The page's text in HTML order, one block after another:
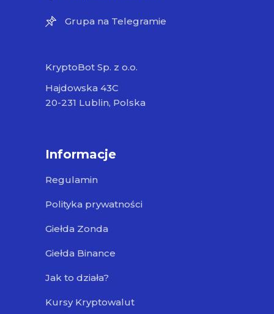
Grupa na Telegramie
KryptoBot Sp. z o.o.
Hajdowska 43C
20-231 Lublin, Polska
Informacje
Regulamin
Polityka prywatności
Giełda Zonda
Giełda Binance
Jak to działa?
Kursy Kryptowalut